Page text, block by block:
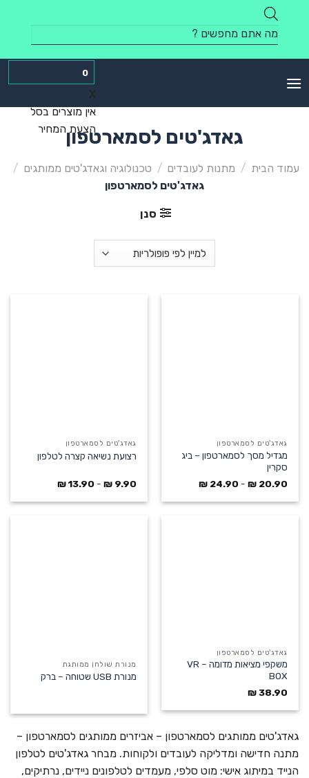
content
Products
search
0
X
אין מוצרים בסל
הצעת המחירגאדג'טים לסמארטפון
עמוד הבית / מתנות לעובדים / טכנולוגיה וגאדג'טים ממותגים /
גאדג'טים לסמארטפון
סנן
גאדג'טים לסמארטפון
מגדיל מסך לסמארטפון – ביג
סקרין
20.90
₪
-
24.90
₪
גאדג'טים לסמארטפון
רצועת נשיאה קצרה לטלפון
9.90
₪
-
13.90
₪
גאדג'טים לסמארטפון
משקפי מציאות מדומה – VR
BOX
38.90
₪
מנורת שולחן ממותגת
מנורת USB שטוחה – ברק
גאדג'טים ממותגים לסמארטפון – אביזרים ממותגים לסמארטפון –
מתנה חדישה ומדליקה לעובדים ולקוחות. מבחר גאדג'טים לטלפון
הנייד במיתוג אישי: מוט סלפי, מעמדים לטלפונים ניידים, נרתיקים,